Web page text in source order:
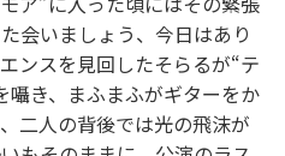
会いましょう、今日はあり
ンスを見回したそらるが“テ
囁き、まふまふがギターをか
二人の背後では光の飛沫が